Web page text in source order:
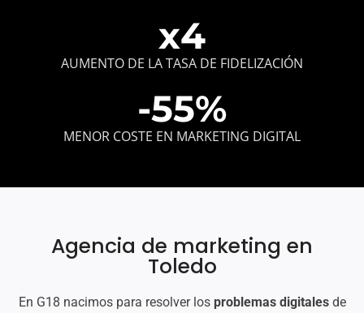
AUMENTO DE LA TASA DE FIDELIZACIÓN
x4
MENOR COSTE EN MARKETING DIGITAL
-55%
Agencia de marketing en
Toledo
En G18 nacimos para resolver los problemas digitalesde